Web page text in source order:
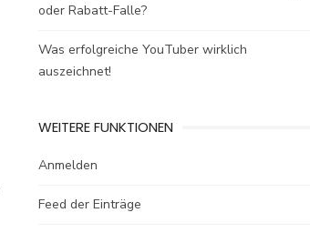
oder Rabatt-Falle?
Was erfolgreiche YouTuber wirklich
auszeichnet!
WEITERE FUNKTIONEN
Anmelden
Feed der Einträge